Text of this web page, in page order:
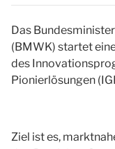
Das
(BMWK) startet
des
Pionierlösungen
Ziel ist es,